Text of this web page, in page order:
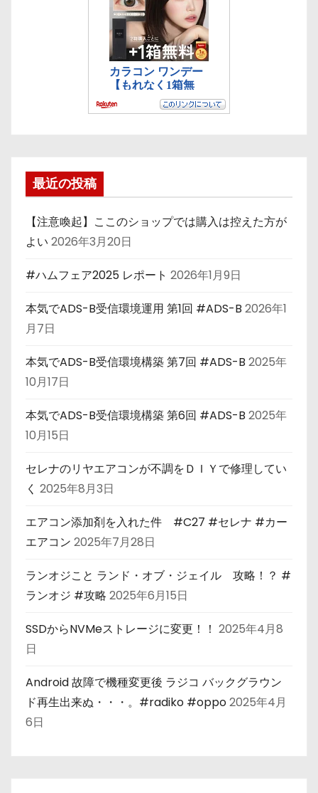
最近の投稿
【注意喚起】ここのショップでは購入は控えた方が
よい 2026年3月20日
#ハムフェア2025 レポート 2026年1月9日
本気でADS-B受信環境運用 第1回 #ADS-B 2026年1
月7日
本気でADS-B受信環境構築 第7回 #ADS-B 2025年
10月17日
本気でADS-B受信環境構築 第6回 #ADS-B 2025年
10月15日
セレナのリヤエアコンが不調をＤＩＹで修理してい
く 2025年8月3日
エアコン添加剤を入れた件 #C27 #セレナ #カー
エアコン 2025年7月28日
ランオジこと ランド・オブ・ジェイル 攻略！？ #
ランオジ #攻略 2025年6月15日
SSDからNVMeストレージに変更！！ 2025年4月8
日
Android 故障で機種変更後 ラジコ バックグラウン
ド再生出来ぬ・・・。#radiko #oppo2025年4月
6日